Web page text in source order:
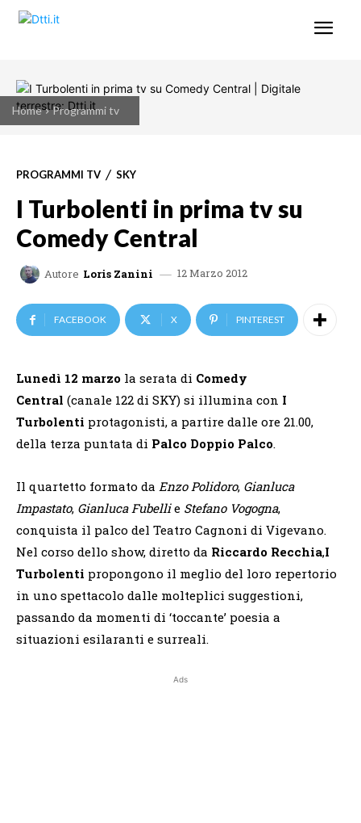
Home Programmi tv
PROGRAMMI TV SKY
I Turbolenti in prima tv su
Comedy Central
Autore Loris Zanini 12 Marzo 2012
FACEBOOK X PINTEREST
Lunedì 12 marzo la serata di Comedy
Central (canale 122 di SKY) si illumina con I
Turbolenti protagonisti, a partire dalle ore 21.00,
della terza puntata di Palco Doppio Palco.
Il quartetto formato da Enzo Polidoro, Gianluca
Impastato, Gianluca Fubellie Stefano Vogogna,
conquista il palco del Teatro Cagnoni di Vigevano.
Nel corso dello show, diretto da Riccardo Recchia,I
Turbolenti propongono il meglio del loro repertorio
in uno spettacolo dalle molteplici suggestioni,
passando da momenti di ‘toccante’ poesia a
situazioni esilaranti e surreali.
Ads